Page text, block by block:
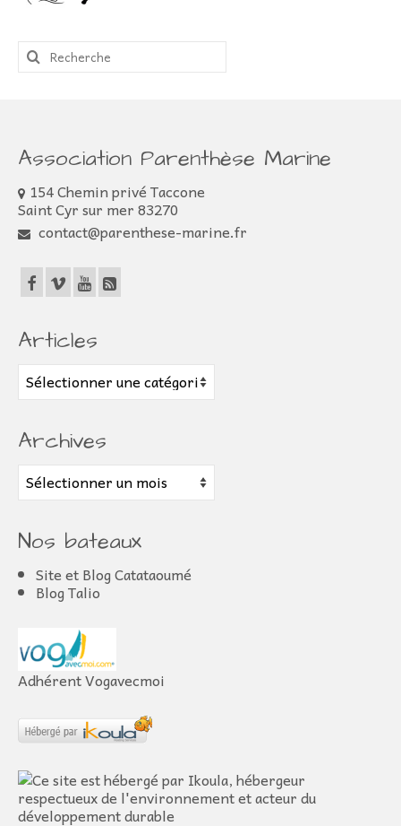
Rechercher
:
Association Parenthèse Marine
154 Chemin privé Taccone
Saint Cyr sur mer 83270
contact@parenthese-marine.fr
Articles
Articles
Archives
Archives
Nos bateaux
Site et Blog Catataoumé
Blog Talio
Adhérent Vogavecmoi